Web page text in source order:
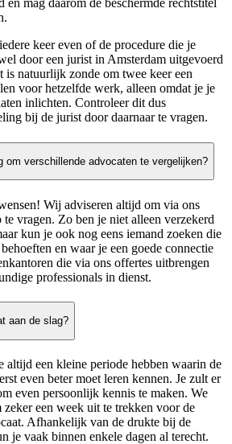
mag daarom de beschermde rechtstitel
keer even of de procedure die je
door een jurist in Amsterdam uitgevoerd
is natuurlijk zonde om twee keer een
voor hetzelfde werk, alleen omdat je je
inlichten. Controleer dit dus
bij de jurist door daarnaar te vragen.
om verschillende advocaten te vergelijken?
Wij adviseren altijd om via ons
vragen. Zo ben je niet alleen verzekerd
kun je ook nog eens iemand zoeken die
en waar je een goede connectie
die via ons offertes uitbrengen
professionals in dienst.
aan de slag?
altijd een kleine periode hebben waarin de
even beter moet leren kennen. Je zult er
even persoonlijk kennis te maken. We
zeker een week uit te trekken voor de
Afhankelijk van de drukte bij de
je vaak binnen enkele dagen al terecht.